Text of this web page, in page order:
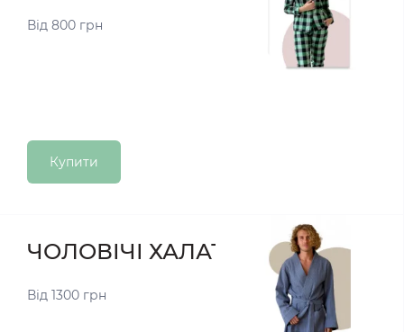
Від 800 грн
Купити
ЧОЛОВІЧІ ХАЛАТИ
Від 1300 грн